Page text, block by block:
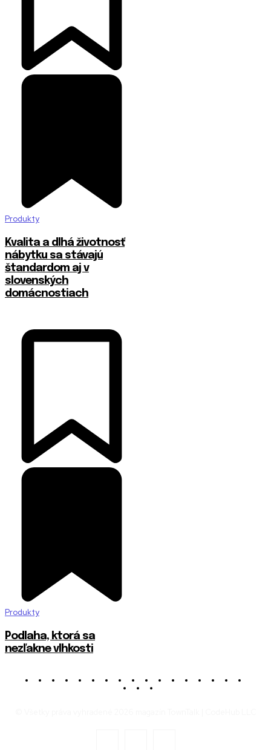
Produkty
​Kvalita a dlhá životnosť
nábytku sa stávajú
štandardom aj v
slovenských
domácnostiach
Produkty
Podlaha, ktorá sa
nezľakne vlhkosti